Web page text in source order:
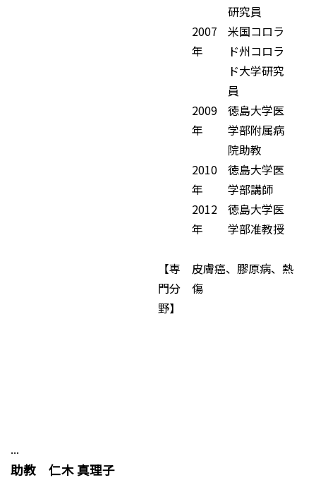
研究員
2007
年
米国コロラ
ド州コロラ
ド大学研究
員
2009
年
徳島大学医
学部附属病
院助教
2010
年
徳島大学医
学部講師
2012
年
徳島大学医
学部准教授
【専
門分
野】
皮膚癌、膠原病、熱
傷
...
助教 仁木 真理子